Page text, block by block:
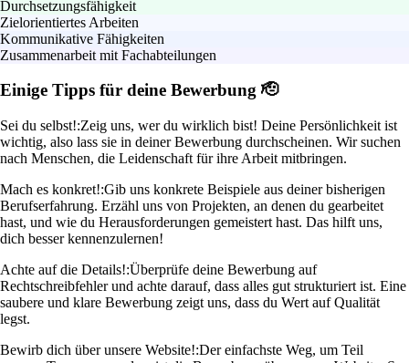
Durchsetzungsfähigkeit
Zielorientiertes Arbeiten
Kommunikative Fähigkeiten
Zusammenarbeit mit Fachabteilungen
Einige Tipps für deine Bewerbung 🫡
Sei du selbst!:Zeig uns, wer du wirklich bist! Deine Persönlichkeit ist
wichtig, also lass sie in deiner Bewerbung durchscheinen. Wir suchen
nach Menschen, die Leidenschaft für ihre Arbeit mitbringen.
Mach es konkret!:Gib uns konkrete Beispiele aus deiner bisherigen
Berufserfahrung. Erzähl uns von Projekten, an denen du gearbeitet
hast, und wie du Herausforderungen gemeistert hast. Das hilft uns,
dich besser kennenzulernen!
Achte auf die Details!:Überprüfe deine Bewerbung auf
Rechtschreibfehler und achte darauf, dass alles gut strukturiert ist. Eine
saubere und klare Bewerbung zeigt uns, dass du Wert auf Qualität
legst.
Bewirb dich über unsere Website!:Der einfachste Weg, um Teil